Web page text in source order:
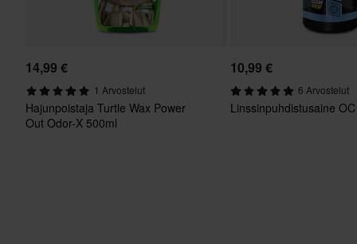
14,99 €
1 Arvostelut
Hajunpoistaja Turtle Wax Power
Out Odor-X 500ml
10,99 €
6 Arvostelut
Linssinpuhdistusaine